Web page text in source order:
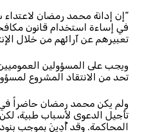
“إن إدانة محمد رمضان
تعبيرهم عن آرائهم من خلال
ويجب على المسؤولين
تحد من الانتقاد المشروع
ولم يكن محمد رمضان حاضراً
تأجيل الدعوى لأسباب طبية،